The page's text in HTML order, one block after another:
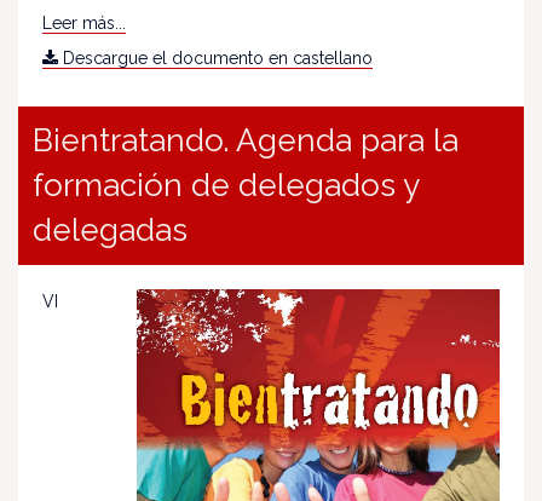
Leer más...
Descargue el documento en castellano
Bientratando. Agenda para la
formación de delegados y
delegadas
VI